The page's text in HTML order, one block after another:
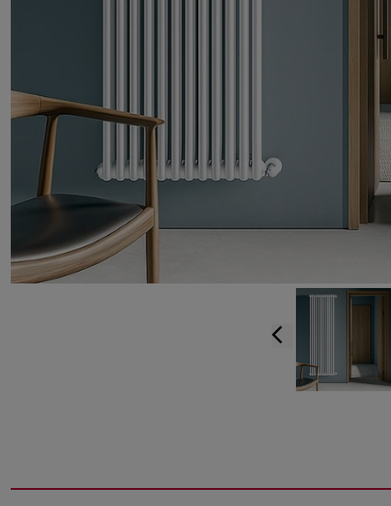
arrow_back_ios